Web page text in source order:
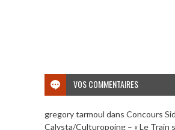
VOS COMMENTAIRES
gregory tarmoul dans Concours
Calysta/Culturopoing – « Le Train